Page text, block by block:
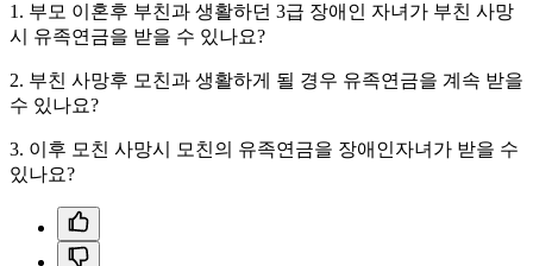
1. 부모 이혼후 부친과 생활하던 3급 장애인 자녀가 부친 사망
시 유족연금을 받을 수 있나요?
2. 부친 사망후 모친과 생활하게 될 경우 유족연금을 계속 받을
수 있나요?
3. 이후 모친 사망시 모친의 유족연금을 장애인자녀가 받을 수
있나요?